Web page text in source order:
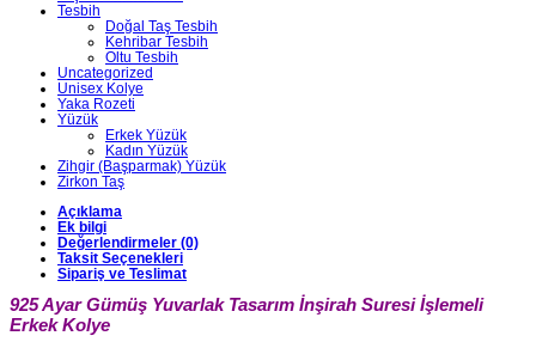
Tesbih
Doğal Taş Tesbih
Kehribar Tesbih
Oltu Tesbih
Uncategorized
Unisex Kolye
Yaka Rozeti
Yüzük
Erkek Yüzük
Kadın Yüzük
Zihgir (Başparmak) Yüzük
Zirkon Taş
Açıklama
Ek bilgi
Değerlendirmeler (0)
Taksit Seçenekleri
Sipariş ve Teslimat
925 Ayar Gümüş Yuvarlak Tasarım İnşirah Suresi İşlemeli
Erkek Kolye